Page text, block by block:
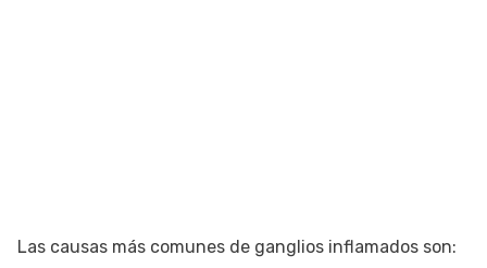
Las causas más comunes de ganglios inflamados son: